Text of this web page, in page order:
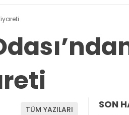
TÜM YAZILARI SON